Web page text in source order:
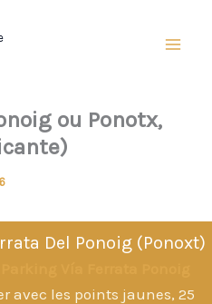
ou Ponotx,
Del Ponoig (Ponoxt)
avec les points jaunes, 25